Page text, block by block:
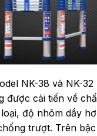
NK-38 và NK-32
được cải tiến về
độ nhôm dầy
trượt. Trên